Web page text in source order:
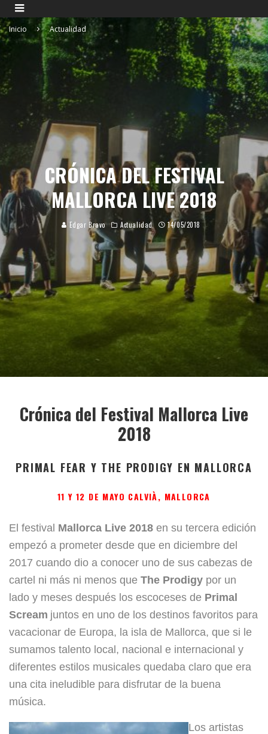
Inicio Actualidad
CRÓNICA DEL FESTIVAL
MALLORCA LIVE 2018
Edgar Bravo Actualidad 14/05/2018
Crónica del Festival Mallorca Live
2018
PRIMAL FEAR Y THE PRODIGY EN MALLORCA
11 Y 12 DE MAYO CALVIÀ, MALLORCA
El festival Mallorca Live 2018 en su tercera edición
empezó a prometer desde que en diciembre del
2017 cuando dio a conocer uno de sus cabezas de
cartel ni más ni menos que The Prodigy por un
lado y meses después los escoceses de Primal
Scream juntos en uno de los destinos favoritos para
vacacionar de Europa, la isla de Mallorca, que si le
sumamos talento local, nacional e internacional y
diferentes estilos musicales quedaba claro que era
una cita ineludible para disfrutar de la buena
música.
Los artistas